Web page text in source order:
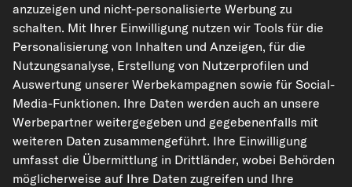
kfzteile24.de carpardoo.nl
carpardoo.fr
carpardoo.dk
nicht vervielfältigt werden. Die Vervielfältigung und Verbreitung der Daten und
der Datenbank ohne vorherige Einwilligung von TecAlliance und/oder die
Einbeziehung Dritter in solche Aktivitäten ist streng verboten. Jegliche
unautorisierte Nutzung von Inhalten stellt eine Verletzung des Urheberrechts
dar und kann rechtliche Schritte nach sich ziehen.
anzuzeigen und nicht-personalisierte Werbung zu
schalten. Mit Ihrer Einwilligung nutzen wir Tools für die
Personalisierung von Inhalten und Anzeigen, für die
Nutzungsanalyse, Erstellung von Nutzerprofilen und
Auswertung unserer Werbekampagnen sowie für Social-
Media-Funktionen. Ihre Daten werden auch an unsere
Werbepartner weitergegeben und gegebenenfalls mit
weiteren Daten zusammengeführt. Ihre Einwilligung
umfasst die Übermittlung in Drittländer, wobei Behörden
möglicherweise auf Ihre Daten zugreifen und Ihre